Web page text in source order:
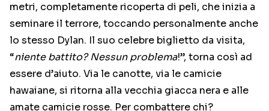
metri, completamente ricoperta di peli, che inizia a
seminare il terrore, toccando personalmente anche
lo stesso Dylan. Il suo celebre biglietto da visita,
“niente battito? Nessun problema!”, torna così ad
essere d’aiuto. Via le canotte, via le camicie
hawaiane, si ritorna alla vecchia giacca nera e alle
amate camicie rosse. Per combattere chi?